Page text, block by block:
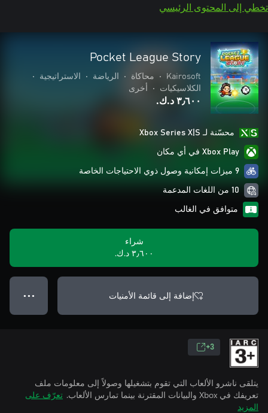
تخطي إلى المحتوى الرئيسي
Pocket League Story
Kairosoft
• محاكاة • الرياضة • الاستراتيجية
•
الكلاسيكيات
• أخرى
٣٫٦٠٠ د.ك.‏
محسّنة لـ Xbox Series X|S
Xbox Play في أي مكان
9 ميزات إمكانية وصول ذوي الاحتياجات الخاصة
10 من اللغات المدعمة
متوافق في الغالب
شراء
٣٫٦٠٠ د.ك.‏
إضافة إلى قائمة الأمنيات ● ● ●
3+
يتلقى ناشرو الألعاب التي تقوم بتشغيلها وصولاً إلى معلومات ملف
تعريفك في Xbox والبيانات المقترنة بينما تمارس الألعاب.
تعرّف على
المزيد